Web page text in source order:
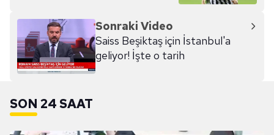
Sonraki Video
Saiss Beşiktaş için İstanbul'a
geliyor! İşte o tarih
SON 24 SAAT